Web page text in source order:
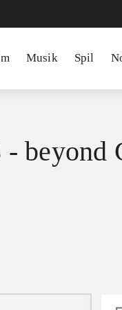
Musik Spil
beyond